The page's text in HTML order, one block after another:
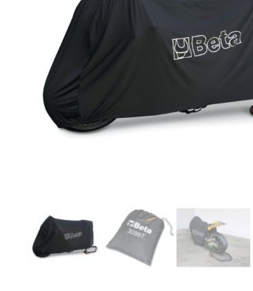
Originele BTC-onderdelen
Originele Kymco-onderdelen
Originele Peugeot-onderdelen
Originele Piaggio/Vespa-onderdelen
Remmen